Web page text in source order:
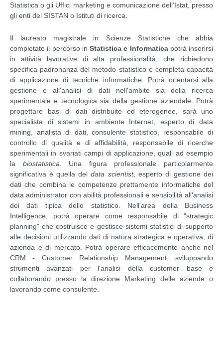
Statistica o gli Uffici marketing e comunicazione dell'Istat, presso
gli enti del SISTAN o Istituti di ricerca.
Il laureato magistrale in Scienze Statistiche che abbia
completato il percorso in Statistica e Informaticapotrà inserirsi
in attività lavorative di alta professionalità, che richiedono
specifica padronanza del metodo statistico e completa capacità
di applicazione di tecniche informatiche. Potrà orientarsi alla
gestione e all'analisi di dati nell'ambito sia della ricerca
sperimentale e tecnologica sia della gestione aziendale. Potrà
progettare basi di dati distribuite ed eterogenee, sarà uno
specialista di sistemi in ambiente Internet, esperto di data
mining, analista di dati, consulente statistico, responsabile di
controllo di qualità e di affidabilità, responsabile di ricerche
sperimentali in svariati campi di applicazione, quali ad esempio
la biostatistica . Una figura professionale particolarmente
significativa è quella deldata scientist, esperto di gestione dei
dati che combina le competenze prettamente informatiche del
data administrator con abilità professionali e sensibilità all'analisi
dei dati tipica dello statistico. Nell'area della Business
Intelligence, potrà operare come responsabile di "strategic
planning" che costruisce e gestisce sistemi statistici di supporto
alle decisioni utilizzando dati di natura strategica e operativa, di
azienda e di mercato. Potrà operare efficacemente anche nel
CRM - Customer Relationship Management, sviluppando
strumenti avanzati per l'analisi della customer base e
collaborando presso la direzione Marketing delle aziende o
lavorando come consulente.